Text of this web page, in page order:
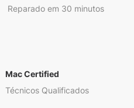
Reparado em 30 minutos
Mac Certified
Técnicos Qualificados